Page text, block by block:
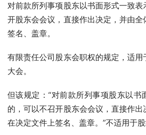
对前款所列事项股东以书面形式一致
开股东会会议，直接作出决定，并由
签名、盖章。
有限责任公司股东会职权的规定，适
大会。
但该规定：“对前款所列事项股东以书
的，可以不召开股东会会议，直接作
在决定文件上签名、盖章。”不适用于股